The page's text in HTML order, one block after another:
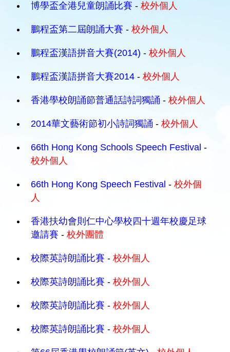
博學盃全港兒童朗誦比賽 - 校外個人
鵬程盃第二屆朗誦大賽 - 校外個人
鵬程盃漢語拼音大賽(2014) - 校外個人
鵬程盃漢語拼音大賽2014 - 校外個人
香港學校朗誦節普通話詩詞獨誦 - 校外個人
2014華文藝術節初小詩詞獨誦 - 校外個人
66th Hong Kong Schools Speech Festival -
校外個人
66th Hong Kong Speech Festival - 校外個
人
香港扶幼會則仁中心學校四十週年校慶足球
邀請賽 - 校外團體
校際英詩朗誦比賽 - 校外個人
校際英詩朗誦比賽 - 校外個人
校際英詩朗誦比賽 - 校外個人
校際英詩朗誦比賽 - 校外個人